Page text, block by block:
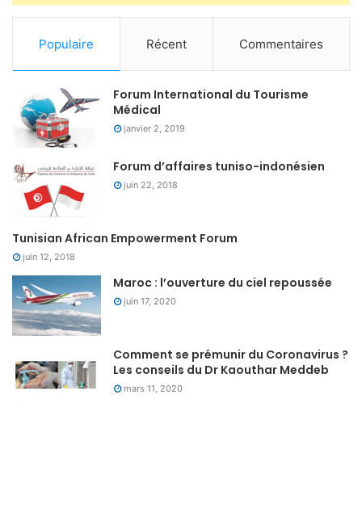
Populaire Récent Commentaires
Forum International du Tourisme
Médical
janvier 2, 2019
Forum d’affaires tuniso-indonésien
juin 22, 2018
Tunisian African Empowerment Forum
juin 12, 2018
Maroc : l’ouverture du ciel repoussée
juin 17, 2020
Comment se prémunir du Coronavirus ?
Les conseils du Dr Kaouthar Meddeb
mars 11, 2020